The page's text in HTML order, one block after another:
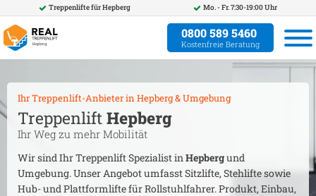
Treppenlifte fürHepberg Mo. - Fr. 7:30-19:00 Uhr
0800 589 5460
Kostenfreie Beratung
Ihr Treppenlift-Anbieter in Hepberg& Umgebung
Treppenlift Hepberg
Ihr Weg zu mehr Mobilität
Wir sind Ihr Treppenlift Spezialist inHepbergund
Umgebung. Unser Angebot umfasst Sitzlifte, Stehlifte sowie
Hub- und Plattformlifte für Rollstuhlfahrer. Produkt, Einbau,